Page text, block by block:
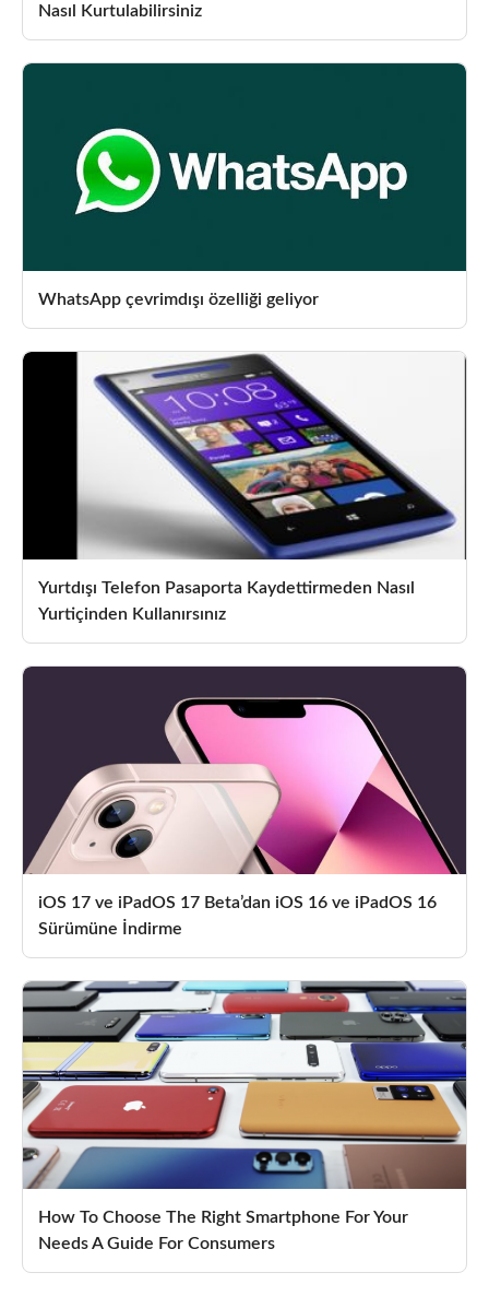
Nasıl Kurtulabilirsiniz
WhatsApp çevrimdışı özelliği geliyor
Yurtdışı Telefon Pasaporta Kaydettirmeden Nasıl
Yurtiçinden Kullanırsınız
iOS 17 ve iPadOS 17 Beta’dan iOS 16 ve iPadOS 16
Sürümüne İndirme
How To Choose The Right Smartphone For Your
Needs A Guide For Consumers